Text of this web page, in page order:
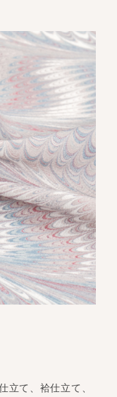
立て、袷仕立て、